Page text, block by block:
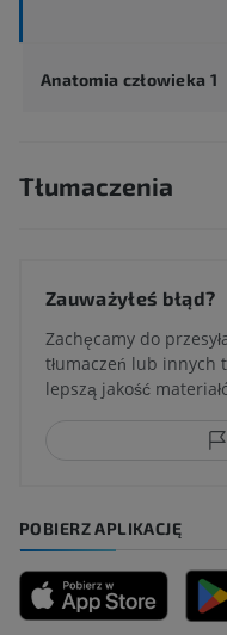
Anatomia człowieka 1
Tłumaczenia
Zauważyłeś błąd?
Zachęcamy do
tłumaczeń lub innych
lepszą jakość
POBIERZ APLIKACJĘ